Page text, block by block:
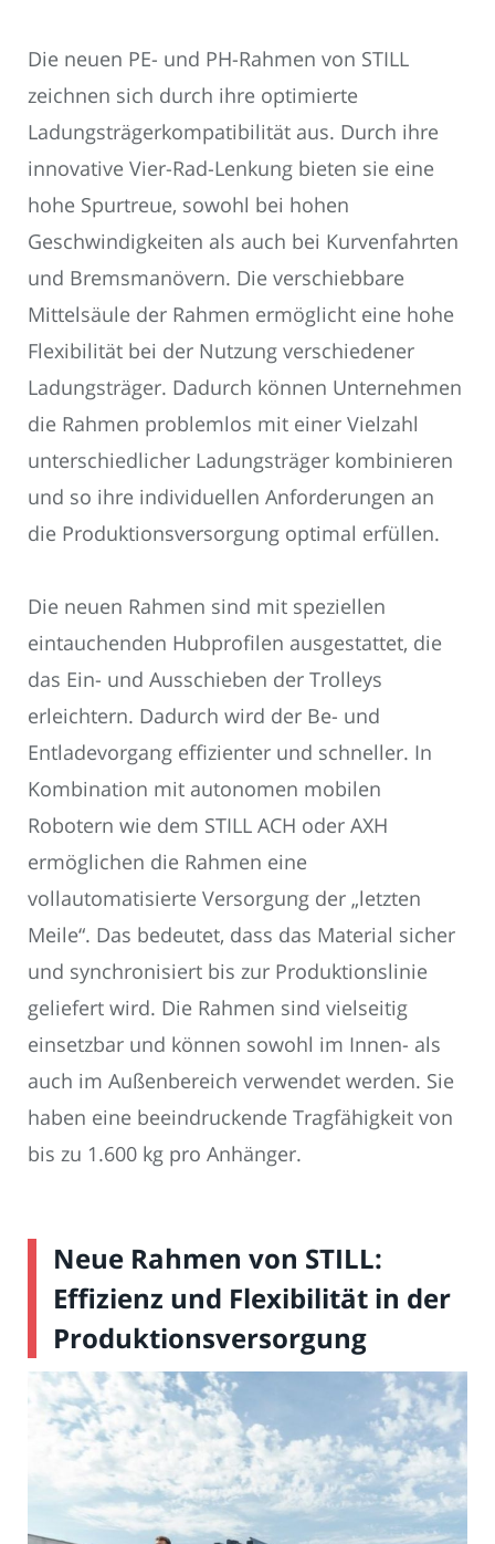
Die neuen PE- und PH-Rahmen von STILL
zeichnen sich durch ihre optimierte
Ladungsträgerkompatibilität aus. Durch ihre
innovative Vier-Rad-Lenkung bieten sie eine
hohe Spurtreue, sowohl bei hohen
Geschwindigkeiten als auch bei Kurvenfahrten
und Bremsmanövern. Die verschiebbare
Mittelsäule der Rahmen ermöglicht eine hohe
Flexibilität bei der Nutzung verschiedener
Ladungsträger. Dadurch können Unternehmen
die Rahmen problemlos mit einer Vielzahl
unterschiedlicher Ladungsträger kombinieren
und so ihre individuellen Anforderungen an
die Produktionsversorgung optimal erfüllen.
Die neuen Rahmen sind mit speziellen
eintauchenden Hubprofilen ausgestattet, die
das Ein- und Ausschieben der Trolleys
erleichtern. Dadurch wird der Be- und
Entladevorgang effizienter und schneller. In
Kombination mit autonomen mobilen
Robotern wie dem STILL ACH oder AXH
ermöglichen die Rahmen eine
vollautomatisierte Versorgung der „letzten
Meile“. Das bedeutet, dass das Material sicher
und synchronisiert bis zur Produktionslinie
geliefert wird. Die Rahmen sind vielseitig
einsetzbar und können sowohl im Innen- als
auch im Außenbereich verwendet werden. Sie
haben eine beeindruckende Tragfähigkeit von
bis zu 1.600 kg pro Anhänger.
Neue Rahmen von STILL:
Effizienz und Flexibilität in der
Produktionsversorgung